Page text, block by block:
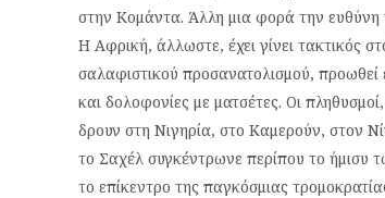
στην Κομάντα. Άλλη μια φορά την ευθύνη
Η Αφρική, άλλωστε, έχει γίνει τακτικός
σαλαφιστικού προσανατολισμού,
και δολοφονίες με ματσέτες. Οι
δρουν στη Νιγηρία, στο Καμερούν, στον
το Σαχέλ συγκέντρωνε περίπου το ήμισυ
το επίκεντρο της παγκόσμιας